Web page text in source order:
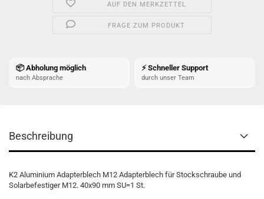
AUF DEN MERKZETTEL
FRAGE ZUM PRODUKT
📦 Abholung möglich
nach Absprache
⚡ Schneller Support
durch unser Team
Beschreibung
K2 Aluminium Adapterblech M12 Adapterblech für Stockschraube und
Solarbefestiger M12. 40x90 mm SU=1 St.